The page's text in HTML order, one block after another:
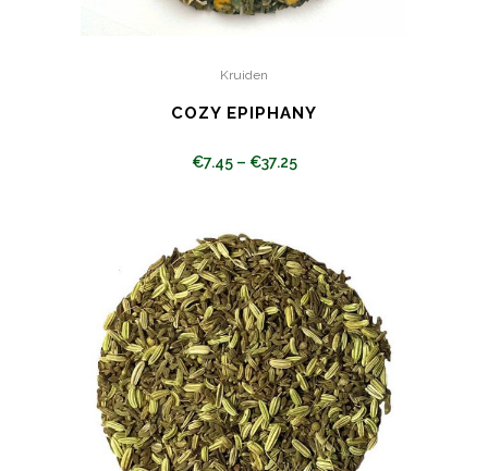
Kruiden
COZY EPIPHANY
€7.45– €37.25